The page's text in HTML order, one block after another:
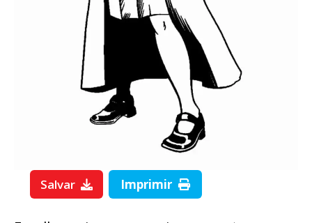
Salvar Imprimir